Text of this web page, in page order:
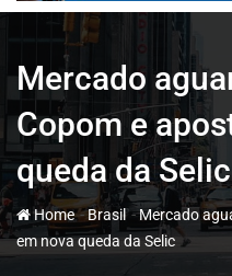
Mercado
Copom e
queda da Selic
Home-Brasil-Mercado
em nova queda da Selic